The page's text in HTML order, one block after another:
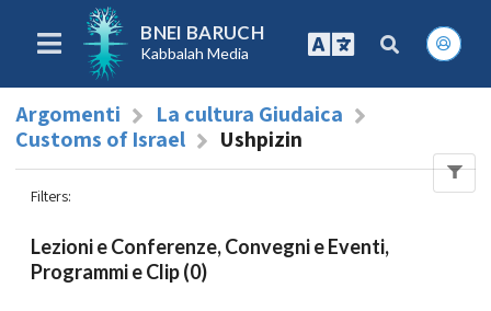
BNEI BARUCH
Kabbalah Media
Argomenti
La cultura Giudaica
Customs of Israel
Ushpizin
Filters:
Lezioni e Conferenze, Convegni e Eventi,
Programmi e Clip (0)